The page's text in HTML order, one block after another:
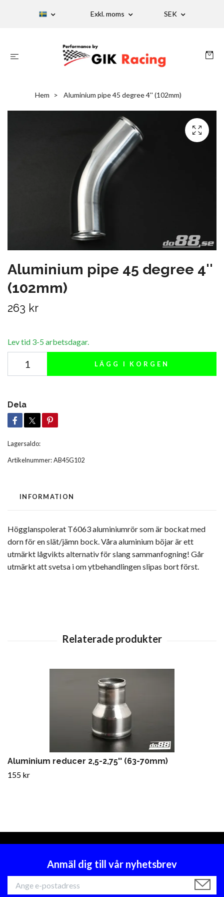
Exkl. moms SEK
Hem Aluminium pipe 45 degree 4'' (102mm)
Aluminium pipe 45 degree 4''
(102mm)
263 kr
Lev tid 3-5 arbetsdagar.
LÄGG I KORGEN
Dela
Lagersaldo:
Artikelnummer:AB45G102
INFORMATION
Högglanspolerat T6063 aluminiumrör som är bockat med
dorn för en slät/jämn bock. Våra aluminium böjar är ett
utmärkt lågvikts alternativ för slang sammanfogning! Går
utmärkt att svetsa i om ytbehandlingen slipas bort först.
Aluminium reducer 2,5-2,75'' (63-70mm)
155 kr
Anmäl dig till vår nyhetsbrev